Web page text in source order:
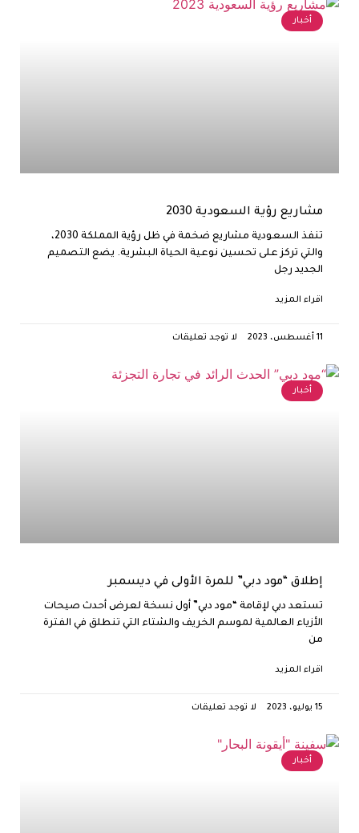
أخبار
مشاريع رؤية السعودية 2030
تنفذ السعودية مشاريع ضخمة في ظل رؤية المملكة 2030،
والتي تركز على تحسين نوعية الحياة البشرية. يضع التصميم
الجديد رجل
اقراء المزيد
11 أغسطس، 2023 لا توجد تعليقات
أخبار
إطلاق “مود دبي” للمرة الأولى في ديسمبر
تستعد دبي لإقامة “مود دبي” أول نسخة لعرض أحدث صيحات
الأزياء العالمية لموسم الخريف والشتاء التي تنطلق في الفترة
من
اقراء المزيد
15 يوليو، 2023 لا توجد تعليقات
أخبار